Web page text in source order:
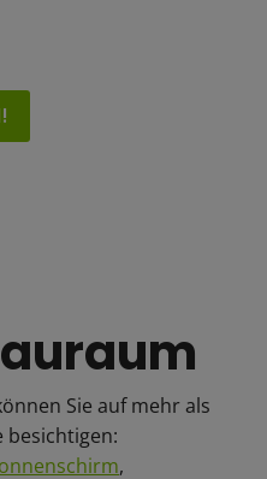
Sie auf mehr als
besichtigen:
,